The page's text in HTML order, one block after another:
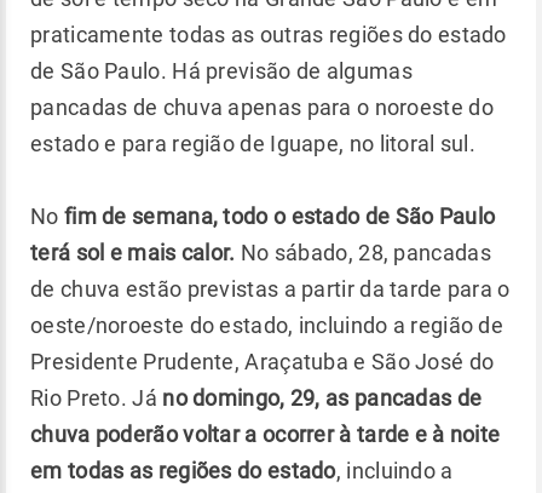
praticamente todas as outras regiões do estado
de São Paulo. Há previsão de algumas
pancadas de chuva apenas para o noroeste do
estado e para região de Iguape, no litoral sul.
No fim de semana, todo o estado de São Paulo
terá sol e mais calor. No sábado, 28, pancadas
de chuva estão previstas a partir da tarde para o
oeste/noroeste do estado, incluindo a região de
Presidente Prudente, Araçatuba e São José do
Rio Preto. Já no domingo, 29, as pancadas de
chuva poderão voltar a ocorrer à tarde e à noite
em todas as regiões do estado, incluindo a